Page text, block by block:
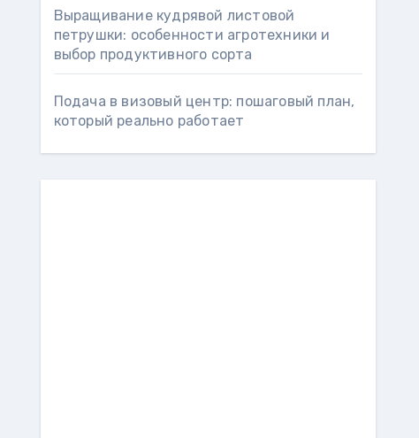
Выращивание кудрявой листовой
петрушки: особенности агротехники и
выбор продуктивного сорта
Подача в визовый центр: пошаговый план,
который реально работает